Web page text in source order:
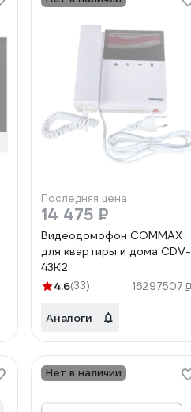
Последняя цена
14 475 ₽
Видеодомофон COMMAX
для квартиры и дома CDV-
43K2
4.6(33) 16297507
Аналоги
Нет в наличии